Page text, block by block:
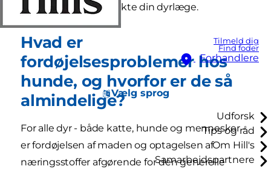
Tilmeld dig
Find foder
Forhandlere
Vælg sprog
Udforsk
Tips og råd
Om Hill's
Samarbejdspartnere
hvornår du bør kontakte din dyrlæge.
Hvad er
fordøjelsesproblemer hos
hunde, og hvorfor er de så
almindelige?
For alle dyr - både katte, hunde og mennesker -
er fordøjelsen af maden og optagelsen af
næringsstoffer afgørende for den generelle